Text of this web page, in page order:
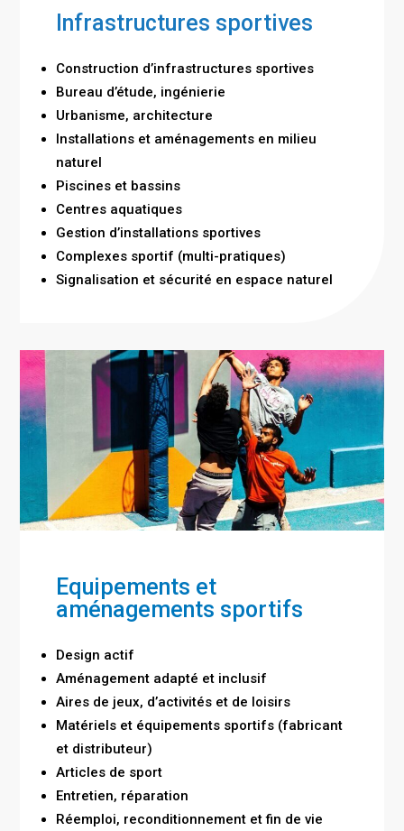
Infrastructures sportives
Construction d’infrastructures sportives
Bureau d’étude, ingénierie
Urbanisme, architecture
Installations et aménagements en milieu
naturel
Piscines et bassins
Centres aquatiques
Gestion d’installations sportives
Complexes sportif (multi-pratiques)
Signalisation et sécurité en espace naturel
Equipements et
aménagements sportifs
Design actif
Aménagement adapté et inclusif
Aires de jeux, d’activités et de loisirs
Matériels et équipements sportifs (fabricant
et distributeur)
Articles de sport
Entretien, réparation
Réemploi, reconditionnement et fin de vie